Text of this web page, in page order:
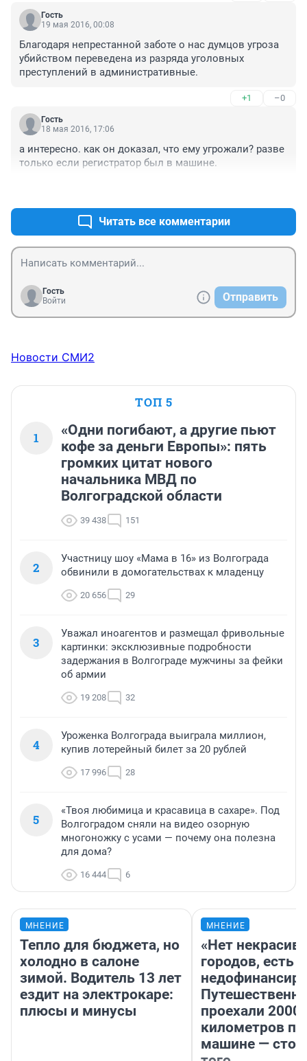
Гость
19 мая 2016, 00:08
Благодаря непрестанной заботе о нас думцов угроза
убийством переведена из разряда уголовных
преступлений в административные.
+1 –0
Гость
18 мая 2016, 17:06
а интересно. как он доказал, что ему угрожали? разве
только если регистратор был в машине.
Читать все комментарии
Гость
Войти
Отправить
Новости СМИ2
ТОП 5
1
«Одни погибают, а другие пьют
кофе за деньги Европы»: пять
громких цитат нового
начальника МВД по
Волгоградской области
39 438 151
2
Участницу шоу «Мама в 16» из Волгограда
обвинили в домогательствах к младенцу
20 656 29
3
Уважал иноагентов и размещал фривольные
картинки: эксклюзивные подробности
задержания в Волгограде мужчины за фейки
об армии
19 208 32
4
Уроженка Волгограда выиграла миллион,
купив лотерейный билет за 20 рублей
17 996 28
5
«Твоя любимица и красавица в сахаре». Под
Волгоградом сняли на видео озорную
многоножку с усами — почему она полезна
для дома?
16 444 6
МНЕНИЕ
Тепло для бюджета, но
холодно в салоне
зимой. Водитель 13 лет
ездит на электрокаре:
плюсы и минусы
МНЕНИЕ
«Нет
городов, есть
проехали 2000
километров по
машине —